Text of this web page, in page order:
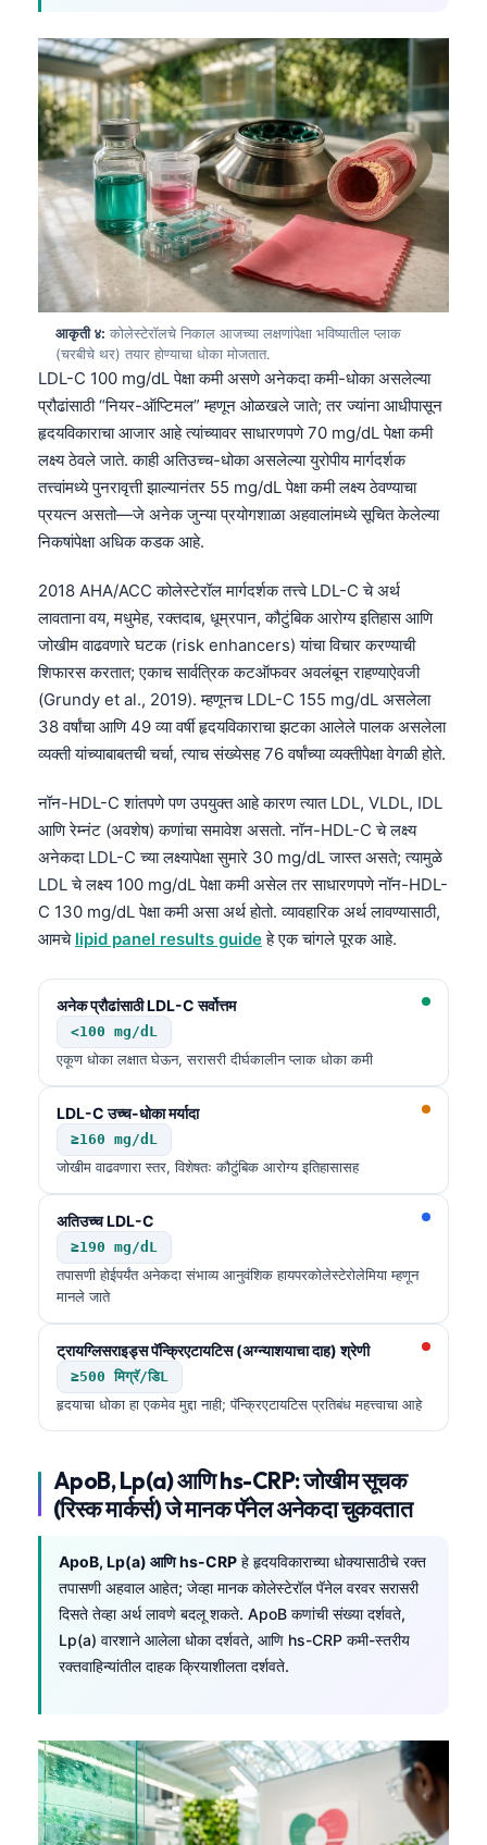
आकृती ४: कोलेस्टेरॉलचे निकाल आजच्या लक्षणांपेक्षा भविष्यातील प्लाक
(चरबीचे थर) तयार होण्याचा धोका मोजतात.
LDL-C 100 mg/dL पेक्षा कमी असणे अनेकदा कमी-धोका असलेल्या
प्रौढांसाठी “नियर-ऑप्टिमल” म्हणून ओळखले जाते; तर ज्यांना आधीपासून
हृदयविकाराचा आजार आहे त्यांच्यावर साधारणपणे 70 mg/dL पेक्षा कमी
लक्ष्य ठेवले जाते. काही अतिउच्च-धोका असलेल्या युरोपीय मार्गदर्शक
तत्त्वांमध्ये पुनरावृत्ती झाल्यानंतर 55 mg/dL पेक्षा कमी लक्ष्य ठेवण्याचा
प्रयत्न असतो—जे अनेक जुन्या प्रयोगशाळा अहवालांमध्ये सूचित केलेल्या
निकषांपेक्षा अधिक कडक आहे.
2018 AHA/ACC कोलेस्टेरॉल मार्गदर्शक तत्त्वे LDL-C चे अर्थ
लावताना वय, मधुमेह, रक्तदाब, धूम्रपान, कौटुंबिक आरोग्य इतिहास आणि
जोखीम वाढवणारे घटक (risk enhancers) यांचा विचार करण्याची
शिफारस करतात; एकाच सार्वत्रिक कटऑफवर अवलंबून राहण्याऐवजी
(Grundy et al., 2019). म्हणूनच LDL-C 155 mg/dL असलेला
38 वर्षांचा आणि 49 व्या वर्षी हृदयविकाराचा झटका आलेले पालक असलेला
व्यक्ती यांच्याबाबतची चर्चा, त्याच संख्येसह 76 वर्षांच्या व्यक्तीपेक्षा वेगळी होते.
नॉन-HDL-C शांतपणे पण उपयुक्त आहे कारण त्यात LDL, VLDL, IDL
आणि रेम्नंट (अवशेष) कणांचा समावेश असतो. नॉन-HDL-C चे लक्ष्य
अनेकदा LDL-C च्या लक्ष्यापेक्षा सुमारे 30 mg/dL जास्त असते; त्यामुळे
LDL चे लक्ष्य 100 mg/dL पेक्षा कमी असेल तर साधारणपणे नॉन-HDL-
C 130 mg/dL पेक्षा कमी असा अर्थ होतो. व्यावहारिक अर्थ लावण्यासाठी,
आमचे lipid panel results guideहे एक चांगले पूरक आहे.
अनेक प्रौढांसाठी LDL-C सर्वोत्तम
<100 mg/dL
एकूण धोका लक्षात घेऊन, सरासरी दीर्घकालीन प्लाक धोका कमी
LDL-C उच्च-धोका मर्यादा
≥160 mg/dL
जोखीम वाढवणारा स्तर, विशेषतः कौटुंबिक आरोग्य इतिहासासह
अतिउच्च LDL-C
≥190 mg/dL
तपासणी होईपर्यंत अनेकदा संभाव्य आनुवंशिक हायपरकोलेस्टेरोलेमिया म्हणून
मानले जाते
ट्रायग्लिसराइड्स पॅन्क्रिएटायटिस (अग्न्याशयाचा दाह) श्रेणी
≥500 मिग्रॅ/डिL
हृदयाचा धोका हा एकमेव मुद्दा नाही; पॅन्क्रिएटायटिस प्रतिबंध महत्त्वाचा आहे
ApoB, Lp(a) आणि hs-CRP: जोखीम सूचक
(रिस्क मार्कर्स) जे मानक पॅनेल अनेकदा चुकवतात
ApoB, Lp(a) आणि hs-CRP हे हृदयविकाराच्या धोक्यासाठीचे रक्त
तपासणी अहवाल आहेत; जेव्हा मानक कोलेस्टेरॉल पॅनेल वरवर सरासरी
दिसते तेव्हा अर्थ लावणे बदलू शकते. ApoB कणांची संख्या दर्शवते,
Lp(a) वारशाने आलेला धोका दर्शवते, आणि hs-CRP कमी-स्तरीय
रक्तवाहिन्यांतील दाहक क्रियाशीलता दर्शवते.